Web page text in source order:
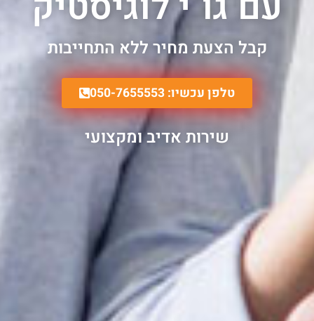
קבל הצעת מחיר ללא התחייבות
טלפן עכשיו: 050-7655553
שירות אדיב ומקצועי